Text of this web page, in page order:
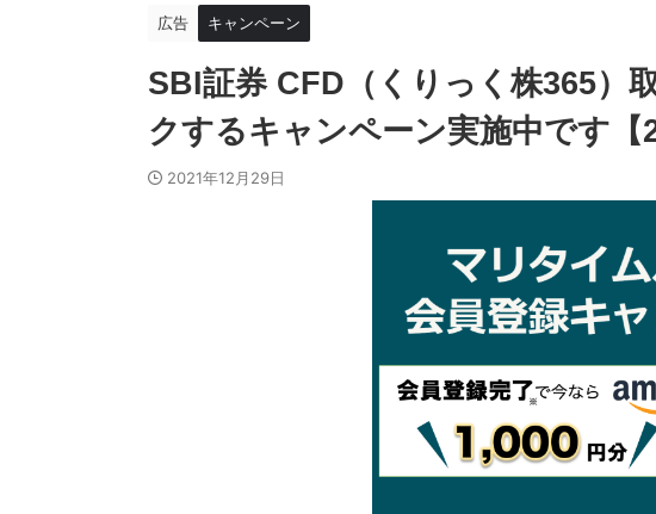
広告 キャンペーン
SBI証券 CFD（くりっく株365）
クするキャンペーン実施中です【
2021年12月29日